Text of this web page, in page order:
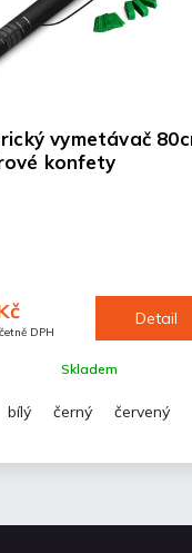
vymetávač
konfety
Skladem
DPH
Detail
bílý černý červený